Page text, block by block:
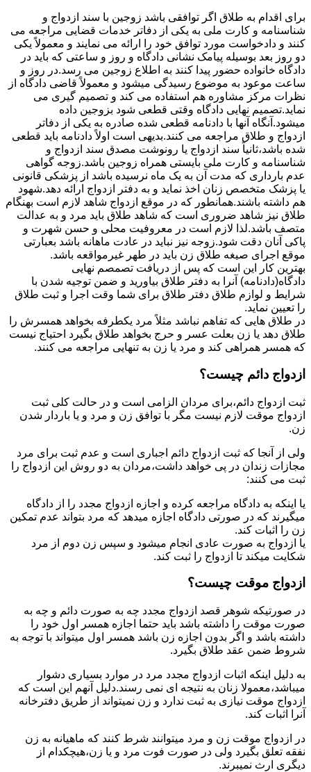
برای اقدام به طلاق اگر توافقی باشد زوجین با سند ازدواج و
شناسنامه و کارت ملی به یکی از دفاتر خدمات قضایی مراجعه می
کنند و دادخواست مورد توافق خود را ارائه می نمایند و معمولاً یکی
دو روز بعد بوسیله پیامک نشانی دادگاه و روز و ساعتی که باید در
دادگاه خانواده حضور پیدا کنند به اطلاع زوجین می رسد.در روز و
ساعت موعود به موضوع رسیدگی میشود و معمولاً قاضی دادگاه از
نظرات مرکز مشاوره هم استفاده می کند و تصمیم گیری می
نماید.تصمیم نهایی دادگاه وقتی قطعی شود بزوجین داده
میشود.آنگاه آنها با دادنامه قطعی شده صادره به یکی از دفاتر
ازدواج و طلاق مراجعه می کنند.بدیهی است اولاً دادنامه باید قطعی
شده باشد،ثانیاً سند ازدواج یا رونوشت مصدق سند ازدواج و
شناسنامه و کارت ملی بایستی همراه زوجین باشد.زوجه گواهی
عدم بارداری که مدت آن به یک ماه نرسیده باشد از پزشکی قانونی
یا پزشک متخصص زنان اخذ نماید و به دفتر ازدواج ارائه دهد.شهود
هم داشته باشند.همانطور که در موقع ازدواج شاهد لازم است بهنگام
طلاق نیز شاهد ضروری است که شاهد طلاق باید مرد و به عدالت
متصف باشد.لذا لازم است در معروفیت محلی و حسن شهرت و
پاکی آنان دقت شود.زوجه نیز نباید در عادت ماهانه باشد بعبارتی
موقع اجرای صیغه طلاق زن باید در طهر غیرمواقعه باشد.
بهترین کار این است که پس از دریافت تصمصم نهایی
دادگاه(دادنامه) آنرا به دفتر طلاق بیاورید و ضمن توجیه شدن با
شرایط و لوازم طلاق دفتر طلاق برای شما وقت اجرا و ثبت طلاق
را تعیین نماید.
در طلاق هایی که تفاهم نباشد مثلاً مرد یکطرفه بخواهد همسرش را
طلاق دهد یا زن بعلت عسر و حرج بخواهد طلاق بگیرد احتیاج نیست
که همسر همراهی کند و مرد یا زن به تنهایی مراجعه می کنند.
ازدواج دائم چیست؟
ثبت ازدواج دائم،برای مردان الزامی است و در حالت کلی ثبت
ازدواج موقت لازم نیست مگر با توافق زن و مرد و یا باردار شدن
زن.
ولی از آنجا که ثبت ازدواج دائم اجباری است و عدم ثبت برای مرد
مجازات زندان در پی خواهد داشت،مردان به دو روش این ازدواج را
ثبت می کنند:
یا اینکه به دادگاه مراجعه کرده و اجازه ازدواج مجدد را از دادگاه
میگیرند که در صورتی دادگاه اجازه میدهد که مرد بتواند عدم تمکین
زن را اثبات کند.
یا ازدواج به صورت عادی انجام میشود و سپس زن دوم از مرد
شکایت میکند تا ازدواج را ثبت کند.
ازدواج موقت چیست؟
در صورتیکه شوهر قصد ازدواج مجدد چه به صورت دائم و چه به
صورت موقت را داشته باشد باید حتما اجازه همسر اول خود را
داشته باشد و اگر بدون اجازه زن باشد همسر اول میتواند با توجه به
شروط ضمن عقد طلاق بگیرد.
به دلیل اینکه اثبات ازدواج مجدد مرد در موارد بسیاری دشوار
میباشد،معمولا زنان به نتیجه ای نمی رسند.دلیل آنهم این است که
ازدواج موقت نیازی به ثبت ندارد و زن نمیتواند از طریق دفترخانه
آنرا اثبات کند.
در ازدواج موقت زن و مرد میتوانند شرط کنند که ماهیانه به زن
نفقه تعلق بگیرد ولی در صورت فوت مرد و یا زن،هیچکدام از
دیگری ارث نمیبرند.